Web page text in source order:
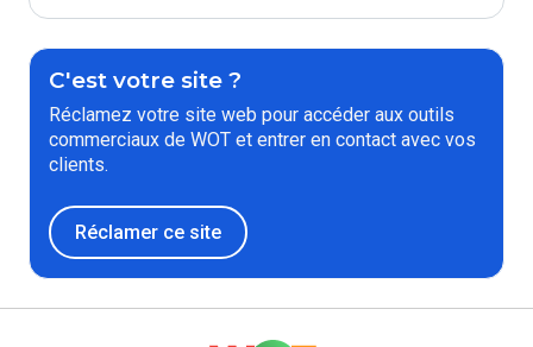
C'est votre site ?
Réclamez votre site web pour accéder aux outils
commerciaux de WOT et entrer en contact avec vos
clients.
Réclamer ce site